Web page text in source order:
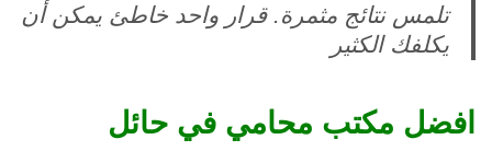
تلمس نتائج مثمرة. قرار واحد خاطئ يمكن أن
يكلفك الكثير
افضل مكتب محامي في حائل